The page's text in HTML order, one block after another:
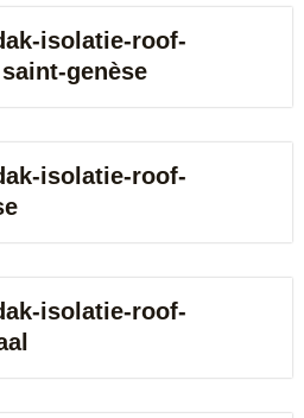
isolatie-roof-
genèse
isolatie-roof-
isolatie-roof-